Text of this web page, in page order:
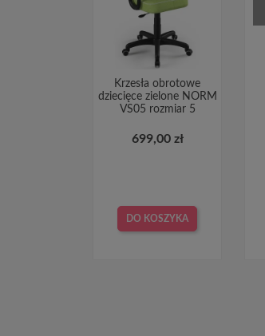
Krzesła obrotowe
dziecięce zielone NORM
VS05 rozmiar 5
699,00 zł
DO KOSZYKA